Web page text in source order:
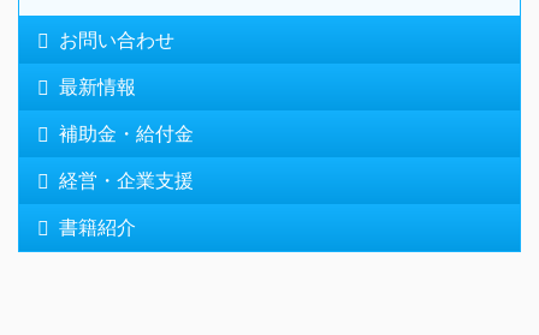
お問い合わせ
最新情報
補助金・給付金
経営・企業支援
書籍紹介